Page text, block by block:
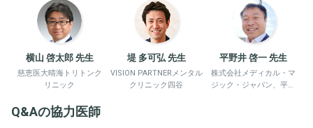
横山 啓太郎 先生
慈恵医大晴海トリトンク
リニック
堤 多可弘 先生
VISION PARTNERメンタル
クリニック四谷
平野井 啓一 先生
株式会社メディカル・マ
ジック・ジャパン、平野
Q&Aの協力医師